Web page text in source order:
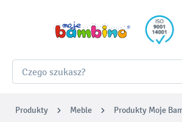
Produkty Meble
Produkty Moje